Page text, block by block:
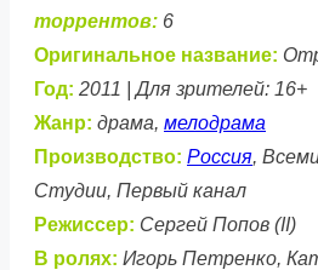
торрентов: 6
Оригинальное название:
Год: 2011 | Для зрителей: 16+
Жанр: драма, мелодрама
Производство: Россия,
Студии, Первый канал
Режиссер: Сергей Попов (II)
В ролях: Игорь Петренко,